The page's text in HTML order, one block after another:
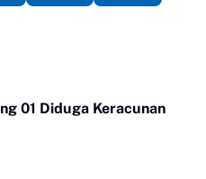
01 Diduga Keracunan